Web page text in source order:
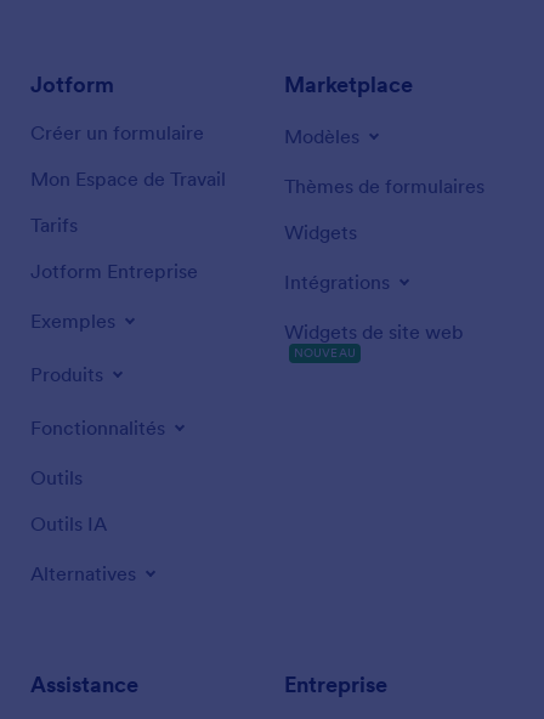
Jotform
Créer un formulaire
Mon Espace de Travail
Tarifs
Jotform Entreprise
Exemples
Produits
Fonctionnalités
Outils
Outils IA
Alternatives
Marketplace
Modèles
Thèmes de formulaires
Widgets
Intégrations
Widgets de site web
NOUVEAU
Assistance Entreprise